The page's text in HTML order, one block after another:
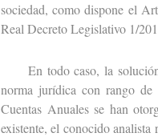
sociedad, como dispone el
Real Decreto Legislativo 1/
En todo caso, la solución
norma jurídica con rango
Cuentas Anuales se han
existente, el conocido